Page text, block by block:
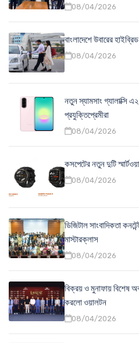
08/04/2026
বাংলাদেশে উবারের
08/04/2026
নতুন স্যামসাং গ্যালাক্সি
প্রযুক্তিপ্রেমীরা
08/04/2026
কসপেটের নতুন দুটি
08/04/2026
ডিজিটাল সাংবাদিকতা
মাস্টারক্লাস
08/04/2026
বিক্রয় ও মুনাফায় বিশেষ
করলো ওয়ালটন
08/04/2026